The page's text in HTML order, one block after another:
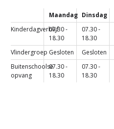
Maandag Dinsdag
Kinderdagverblijf07.30 -
18.30
07.30 -
18.30
Vlindergroep Gesloten Gesloten
Buitenschoolse
opvang
07.30 -
18.30
07.30 -
18.30